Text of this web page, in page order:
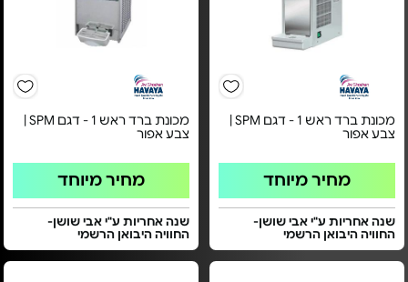
מכונת ברד ראש 1 - דגם SPM |
צבע אפור
מחיר מיוחד
שנה אחריות ע"י אבי שושן-
החוויה היבואן הרשמי
מכונת ברד ראש 1 - דגם SPM |
צבע אפור
מחיר מיוחד
שנה אחריות ע"י אבי שושן-
החוויה היבואן הרשמי